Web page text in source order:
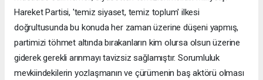
Hareket Partisi, 'temiz siyaset, temiz toplum' ilkesi
doğrultusunda bu konuda her zaman üzerine düşeni yapmış,
partimizi töhmet altında bırakanların kim olursa olsun üzerine
giderek gerekli arınmayı tavizsiz sağlamıştır. Sorumluluk
mevkiindekilerin yozlaşmanın ve çürümenin baş aktörü olması